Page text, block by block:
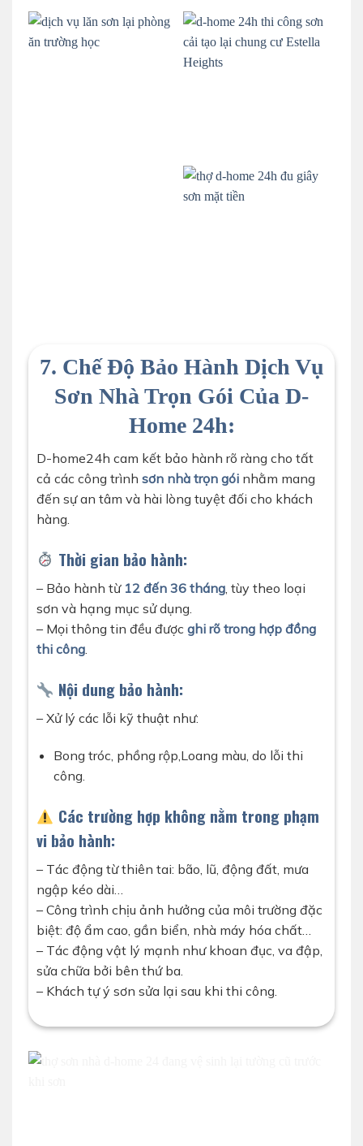
7. Chế Độ Bảo Hành Dịch Vụ
Sơn Nhà Trọn Gói Của D-
Home 24h:
D-home24h cam kết bảo hành rõ ràng cho tất
cả các công trình sơn nhà trọn gói nhằm mang
đến sự an tâm và hài lòng tuyệt đối cho khách
hàng.
Thời gian bảo hành:
– Bảo hành từ 12 đến 36 tháng, tùy theo loại
sơn và hạng mục sử dụng.
– Mọi thông tin đều được ghi rõ trong hợp đồng
thi công.
Nội dung bảo hành:
– Xử lý các lỗi kỹ thuật như:
Bong tróc, phồng rộp,Loang màu, do lỗi thi
công.
Các trường hợp không nằm trong phạm
vi bảo hành:
– Tác động từ thiên tai: bão, lũ, động đất, mưa
ngập kéo dài…
– Công trình chịu ảnh hưởng của môi trường đặc
biệt: độ ẩm cao, gần biển, nhà máy hóa chất…
– Tác động vật lý mạnh như khoan đục, va đập,
sửa chữa bởi bên thứ ba.
– Khách tự ý sơn sửa lại sau khi thi công.